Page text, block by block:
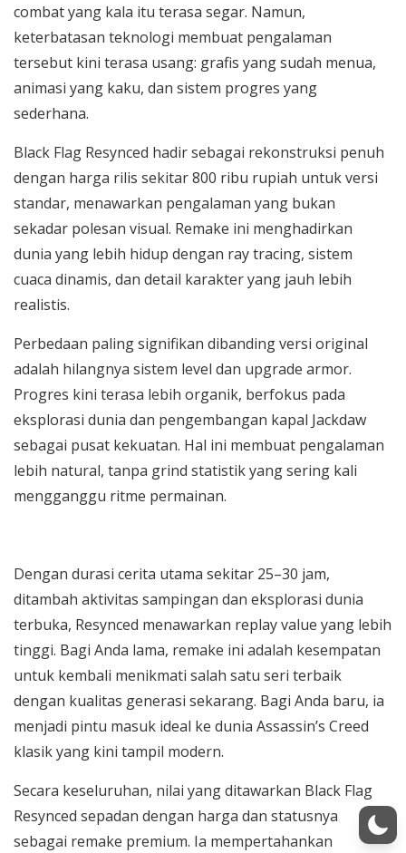
combat yang kala itu terasa segar. Namun,
keterbatasan teknologi membuat pengalaman
tersebut kini terasa usang: grafis yang sudah menua,
animasi yang kaku, dan sistem progres yang
sederhana.
Black Flag Resynced hadir sebagai rekonstruksi penuh
dengan harga rilis sekitar 800 ribu rupiah untuk versi
standar, menawarkan pengalaman yang bukan
sekadar polesan visual. Remake ini menghadirkan
dunia yang lebih hidup dengan ray tracing, sistem
cuaca dinamis, dan detail karakter yang jauh lebih
realistis.
Perbedaan paling signifikan dibanding versi original
adalah hilangnya sistem level dan upgrade armor.
Progres kini terasa lebih organik, berfokus pada
eksplorasi dunia dan pengembangan kapal Jackdaw
sebagai pusat kekuatan. Hal ini membuat pengalaman
lebih natural, tanpa grind statistik yang sering kali
mengganggu ritme permainan.
Dengan durasi cerita utama sekitar 25–30 jam,
ditambah aktivitas sampingan dan eksplorasi dunia
terbuka, Resynced menawarkan replay value yang lebih
tinggi. Bagi Anda lama, remake ini adalah kesempatan
untuk kembali menikmati salah satu seri terbaik
dengan kualitas generasi sekarang. Bagi Anda baru, ia
menjadi pintu masuk ideal ke dunia Assassin’s Creed
klasik yang kini tampil modern.
Secara keseluruhan, nilai yang ditawarkan Black Flag
Resynced sepadan dengan harga dan statusnya
sebagai remake premium. Ia mempertahankan